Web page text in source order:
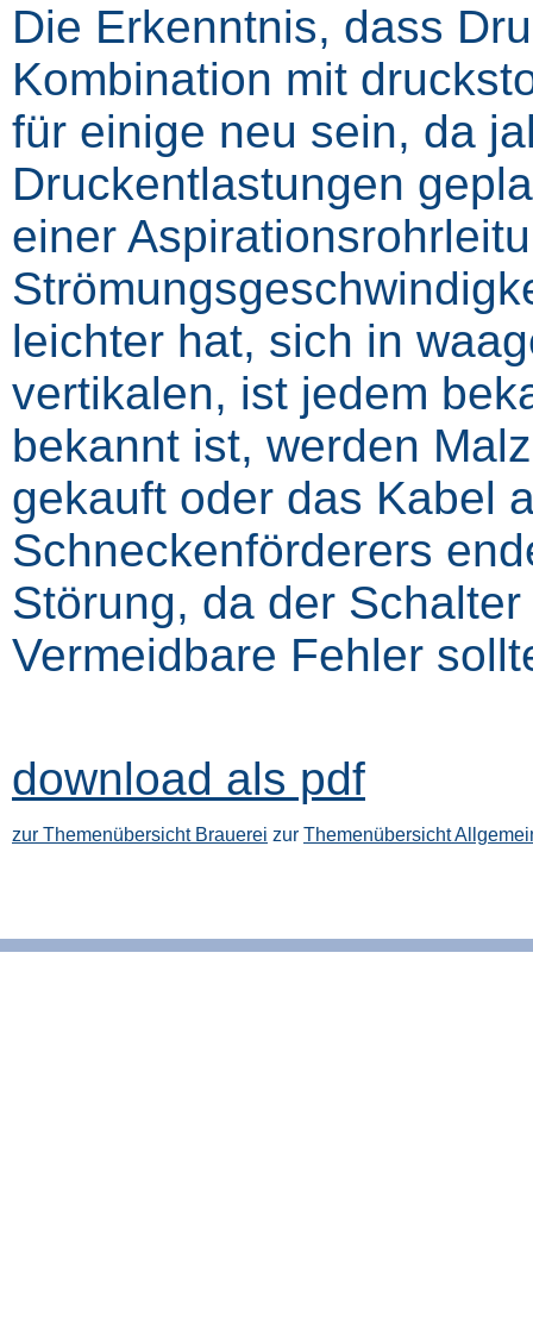
Die Erkenntnis, dass
Kombination mit
für einige neu sein, da
Druckentlastungen
einer
leichter hat, sich in
vertikalen, ist jedem
bekannt ist, werden
gekauft oder das Kabel
Schneckenförderers
Störung, da der
Vermeidbare Fehler
download als pdf
zur Themenübersicht Brauerei zur Themenübersicht